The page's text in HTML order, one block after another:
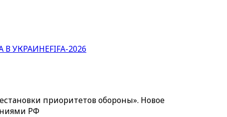
В УКРАИНЕFIFA-2026
приоритетов обороны». Новое
РФ